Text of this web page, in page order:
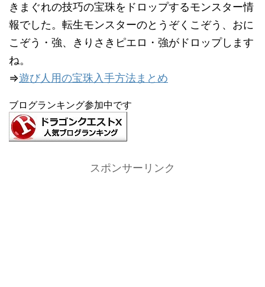
きまぐれの技巧の宝珠をドロップするモンスター情
報でした。転生モンスターのとうぞくこぞう、おに
こぞう・強、きりさきピエロ・強がドロップします
ね。
⇒遊び人用の宝珠入手方法まとめ
ブログランキング参加中です
スポンサーリンク